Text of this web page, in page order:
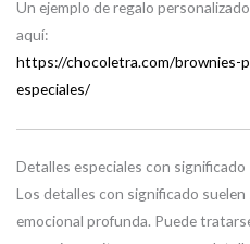
Un ejemplo de regalo
aquí:
https://chocoletra.com/brownies-
especiales/
Detalles especiales con significado
Los detalles con significado suelen
emocional profunda. Puede